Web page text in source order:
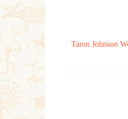
Taron Johnson